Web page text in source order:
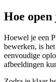
Hoe open
Hoewel je een
bewerken, is
eenvoudige
afbeeldingen